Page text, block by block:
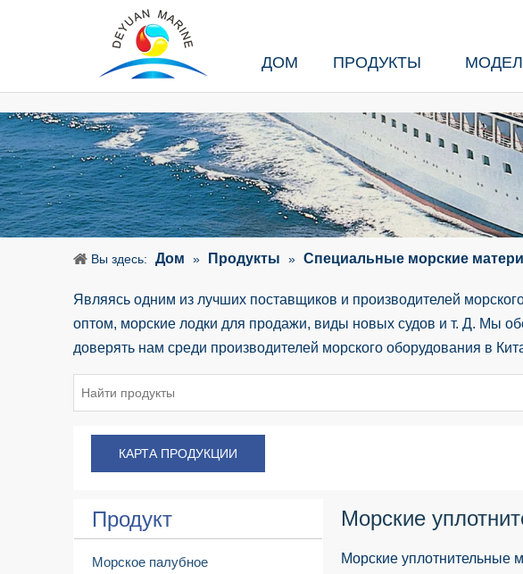
ДОМ ПРОДУКТЫ
Вы здесь: Дом » Продукты » Специальные морские
Являясь одним из лучших поставщиков и производителей
оптом, морские лодки для продажи, виды новых судов и т. Д. Мы
доверять нам среди производителей морского оборудования в
КАРТА ПРОДУКЦИИ
Продукт
Морское палубное
Морские
Морские уплотнительные